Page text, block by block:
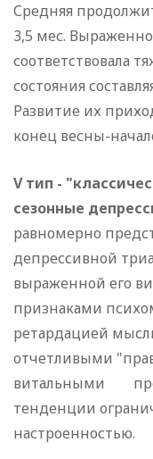
Средняя
3,5 мес.
соответствовала
состояния
Развитие их
конец весны-
V тип -
сезонные
равномерно
депрессивной
выраженной его
признаками
ретардацией
отчетливыми
витальными
тенденции
настроенностью.